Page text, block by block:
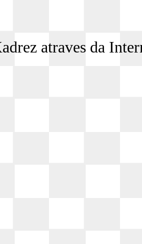
atraves da